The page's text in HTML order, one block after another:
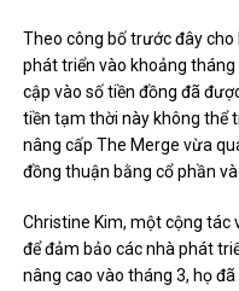
Theo công bố trước đây
phát triển vào khoảng
cập vào số tiền đồng đã
tiền tạm thời này không thể
nâng cấp The Merge vừa
đồng thuận bằng cổ phần
Christine Kim, một cộng tác
để đảm bảo các nhà phát
nâng cao vào tháng 3, họ